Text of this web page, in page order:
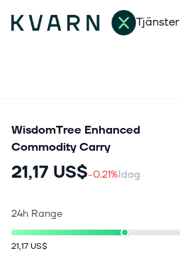
Tjänster
WisdomTree Enhanced
Commodity Carry
21,17 US$-0.21%Idag
24h Range
21,17 US$